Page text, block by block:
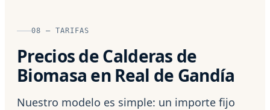
08 — TARIFAS
Precios de Calderas de
Biomasa en Real de Gandía
Nuestro modelo es simple: un importe fijo